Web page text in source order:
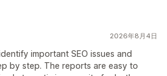
2026年8月4日
important SEO issues and
by step. The reports are easy to